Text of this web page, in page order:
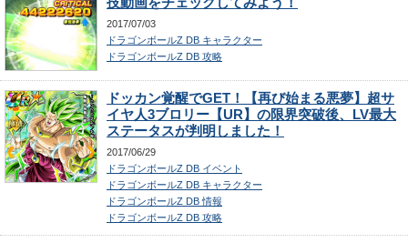
2017/07/03
ドラゴンボールZ DB キャラクター
ドラゴンボールZ DB 攻略
ドッカン覚醒でGET！【再び始まる悪夢】超サ
イヤ人3ブロリー【UR】の限界突破後、LV最大
ステータスが判明しました！
2017/06/29
ドラゴンボールZ DB イベント
ドラゴンボールZ DB キャラクター
ドラゴンボールZ DB 情報
ドラゴンボールZ DB 攻略